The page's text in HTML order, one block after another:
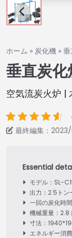
ホーム » 炭化機 » 垂
垂直炭
空気流炭火炉 |
最終編集：
モデル：SL-
出力：2.5ト
一回の炭化時
機械重量：2.8
寸法：
エネルギー消